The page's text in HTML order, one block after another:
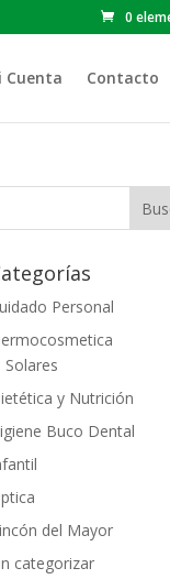
0
Cuenta Contacto
Personal
Solares
y Nutrición
Buco Dental
del Mayor
categorizar